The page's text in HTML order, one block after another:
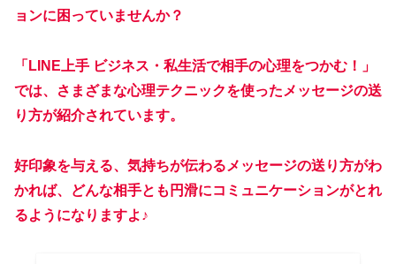
ョンに困っていませんか？
「LINE上手 ビジネス・私生活で相手の心理をつかむ！」
では、さまざまな心理テクニックを使ったメッセージの送
り方が紹介されています。
好印象を与える、気持ちが伝わるメッセージの送り方がわ
かれば、どんな相手とも円滑にコミュニケーションがとれ
るようになりますよ♪